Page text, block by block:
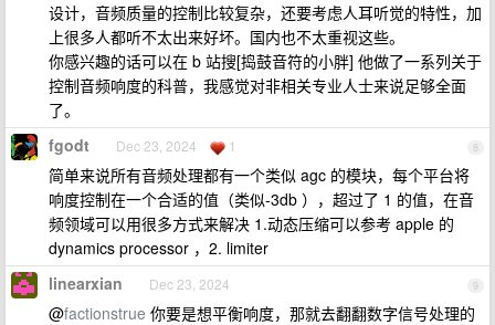
设计，音频质量的控制比较复杂，还要考虑人耳听觉的特性，加
上很多人都听不太出来好坏。国内也不太重视这些。
你感兴趣的话可以在 b 站搜[捣鼓音符的小胖] 他做了一系列关于
控制音频响度的科普，我感觉对非相关专业人士来说足够全面
了。
8
fgodt Dec 23, 2024 1
简单来说所有音频处理都有一个类似 agc 的模块，每个平台将
响度控制在一个合适的值（类似-3db ），超过了 1 的值，在音
频领域可以用很多方式来解决 1.动态压缩可以参考 apple 的
dynamics processor ，2. limiter
9
linearxian Dec 23, 2024
@factionstrue 你要是想平衡响度，那就去翻翻数字信号处理的